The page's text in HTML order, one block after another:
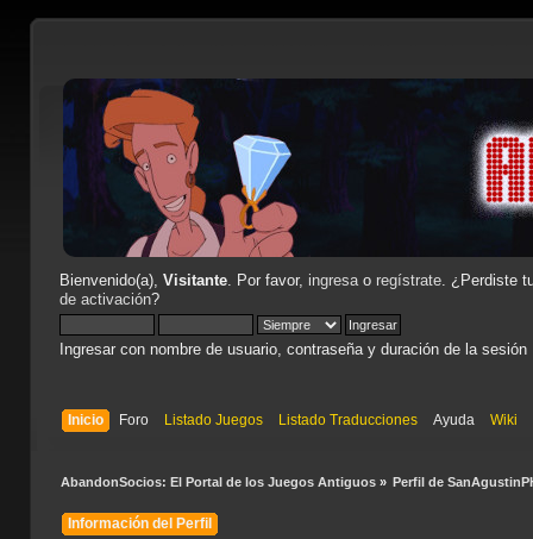
Bienvenido(a), Visitante. Por favor, ingresao regístrate. ¿Perdiste
de activación?
Ingresar con nombre de usuario, contraseña y duración de la sesión
Inicio Foro Listado Juegos Listado Traducciones Ayuda Wiki
AbandonSocios: El Portal de los Juegos Antiguos» Perfil de
Información del Perfil